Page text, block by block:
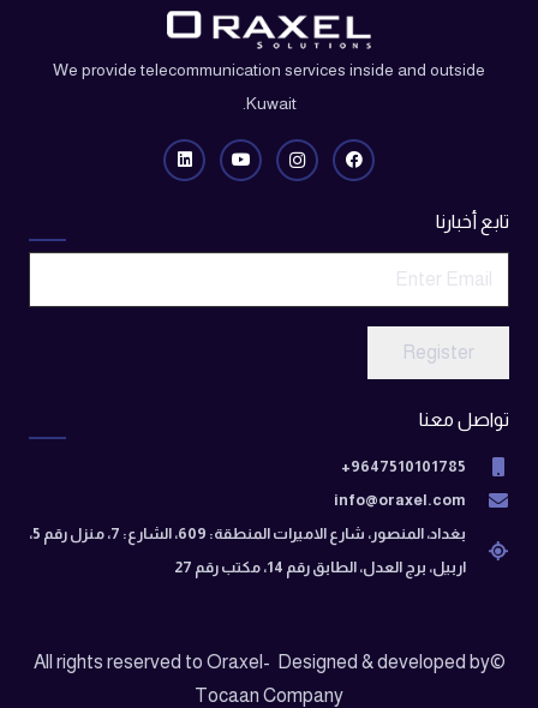
We provide telecommunication services inside and outside
Kuwait.
تابع أخبارنا
Register
تواصل معنا
9647510101785+
info@oraxel.com
بغداد، المنصور، شارع الاميرات المنطقة: 609، الشارع: 7، منزل رقم 5،
اربيل، برج العدل، الطابق رقم 14، مكتب رقم 27
©All rights reserved to Oraxel- Designed & developed by
Tocaan Company